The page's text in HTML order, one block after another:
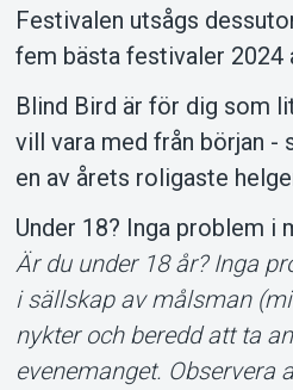
Festivalen utsågs
fem bästa festivaler 2024
Blind Bird är för dig som
vill vara med från början -
en av årets roligaste
Under 18? Inga problem i
Är du under 18 år? Inga
i sällskap av målsman
nykter och beredd att ta
evenemanget. Observera